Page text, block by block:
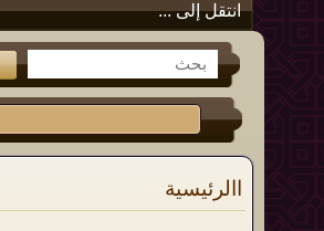
انتقل إلى ...
االرئيسية